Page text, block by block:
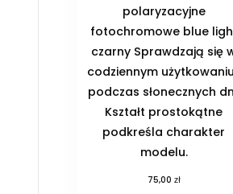
polaryzacyjne
fotochromowe blue
czarny Sprawdzają się
codziennym
podczas słonecznych
Kształt prostokątne
podkreśla charakter
modelu.
75,00 zł